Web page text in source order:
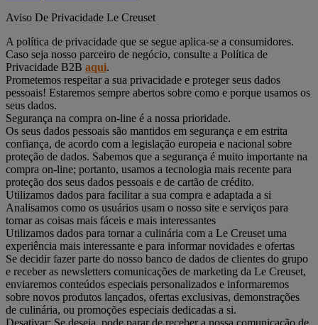
Aviso De Privacidade Le Creuset
A política de privacidade que se segue aplica-se a consumidores.
Caso seja nosso parceiro de negócio, consulte a Política de
Privacidade B2B aqui.
Prometemos respeitar a sua privacidade e proteger seus dados
pessoais! Estaremos sempre abertos sobre como e porque usamos os
seus dados.
Segurança na compra on-line é a nossa prioridade.
Os seus dados pessoais são mantidos em segurança e em estrita
confiança, de acordo com a legislação europeia e nacional sobre
proteção de dados. Sabemos que a segurança é muito importante na
compra on-line; portanto, usamos a tecnologia mais recente para
proteção dos seus dados pessoais e de cartão de crédito.
Utilizamos dados para facilitar a sua compra e adaptada a si
Analisamos como os usuários usam o nosso site e serviços para
tornar as coisas mais fáceis e mais interessantes
Utilizamos dados para tornar a culinária com a Le Creuset uma
experiência mais interessante e para informar novidades e ofertas
Se decidir fazer parte do nosso banco de dados de clientes do grupo
e receber as newsletters comunicações de marketing da Le Creuset,
enviaremos conteúdos especiais personalizados e informaremos
sobre novos produtos lançados, ofertas exclusivas, demonstrações
de culinária, ou promoções especiais dedicadas a si.
Desativar: Se deseja, pode parar de receber a nossa comunicação de